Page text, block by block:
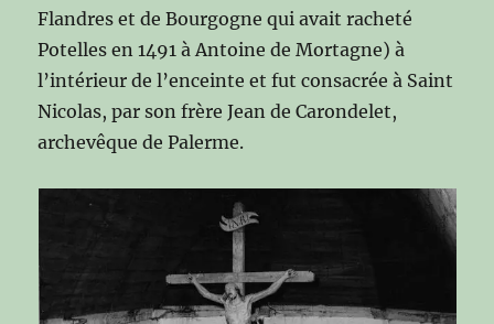
Flandres et de Bourgogne qui avait racheté
Potelles en 1491 à Antoine de Mortagne) à
l’intérieur de l’enceinte et fut consacrée à Saint
Nicolas, par son frère Jean de Carondelet,
archevêque de Palerme.